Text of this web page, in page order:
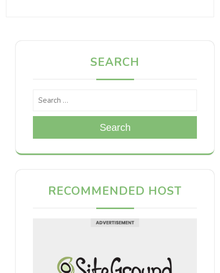
SEARCH
Search
RECOMMENDED HOST